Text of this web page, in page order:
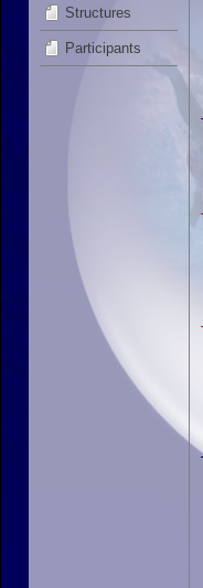
Structures
Participants